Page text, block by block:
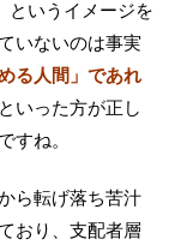
というイメージを
いないのは事実
る人間」であれ
といった方が正し
すね。
ら転げ落ち苦汁
おり、支配者層